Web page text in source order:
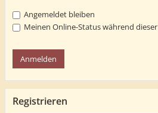
Angemeldet bleiben
Meinen Online-Status während
Registrieren